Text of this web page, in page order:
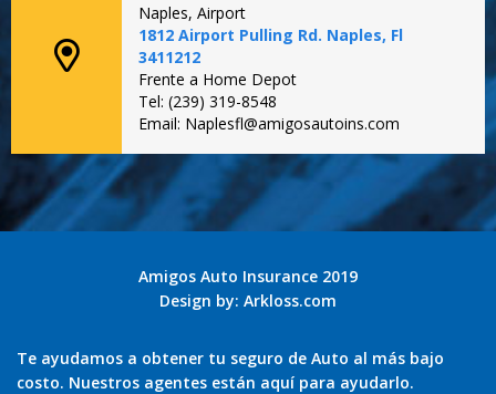
Naples, Airport
1812 Airport Pulling Rd. Naples, Fl
3411212
Frente a Home Depot
Tel: (239) 319-8548
Email: Naplesfl@amigosautoins.com
Amigos Auto Insurance 2019
Design by: Arkloss.com
Te ayudamos a obtener tu seguro de Auto al más bajo
costo. Nuestros agentes están aquí para ayudarlo.